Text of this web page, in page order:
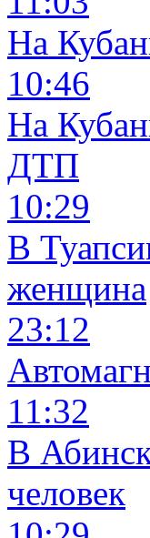
На
10:46
На
ДТП
10:29
В
женщина
23:12
11:32
В
человек